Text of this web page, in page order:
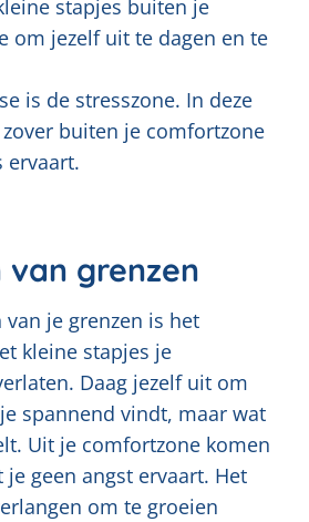
stapjes buiten je
om jezelf uit te dagen en te
is de stresszone. In deze
buiten je comfortzone
ervaart.
van grenzen
je grenzen is het
kleine stapjes je
Daag jezelf uit om
spannend vindt, maar wat
Uit je comfortzone komen
geen angst ervaart. Het
om te groeien